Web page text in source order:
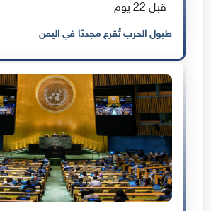
قبل 22 يوم
طبول الحرب تُقرع مجددًا في اليمن